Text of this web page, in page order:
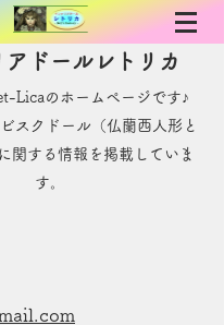
アドールレトリカ
Licaのホームページです♪
スクドール（仏蘭西人形と
関する情報を掲載していま
す。